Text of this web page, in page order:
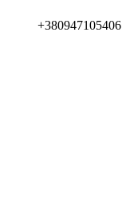
+380947105406